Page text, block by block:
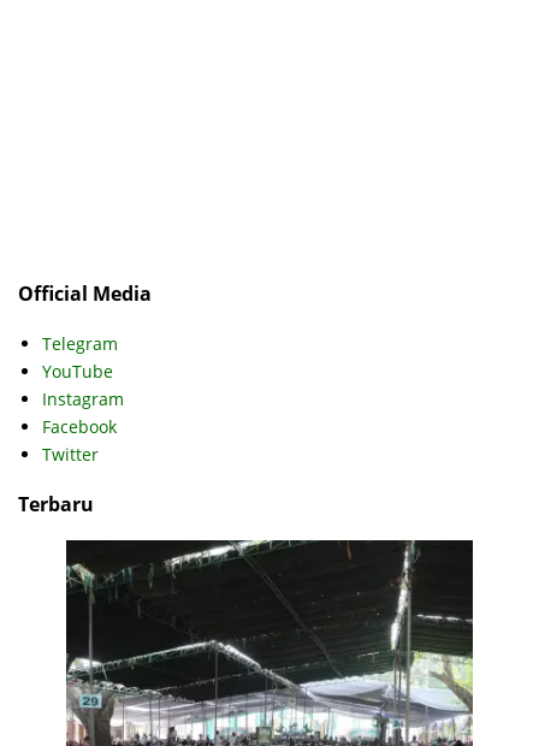
Official Media
Telegram
YouTube
Instagram
Facebook
Twitter
Terbaru